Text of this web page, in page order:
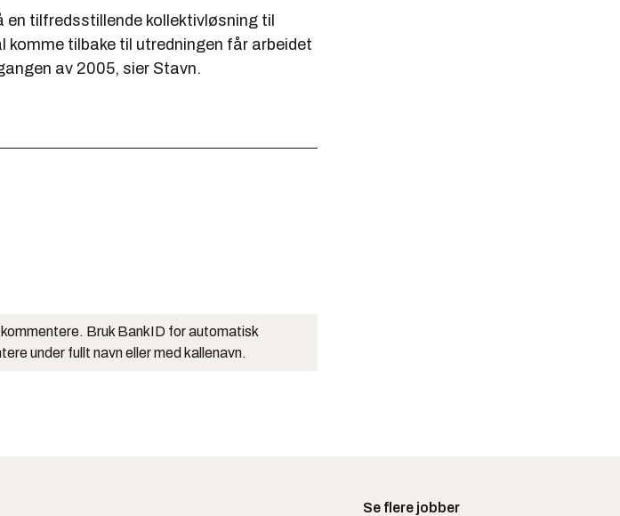
tilfredsstillende kollektivløsning til
komme tilbake til utredningen får arbeidet
av 2005, sier Stavn.
Bruk BankID for automatisk
under fullt navn eller med kallenavn.
Se flere jobber